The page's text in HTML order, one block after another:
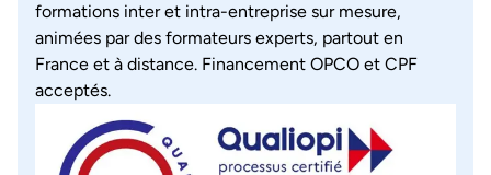
formations inter et intra-entreprise sur mesure,
animées par des formateurs experts, partout en
France et à distance. Financement OPCO et CPF
acceptés.